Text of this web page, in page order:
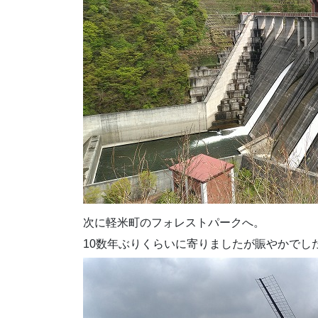
次に軽米町のフォレストパークへ。
10数年ぶりくらいに寄りましたが賑やかでし